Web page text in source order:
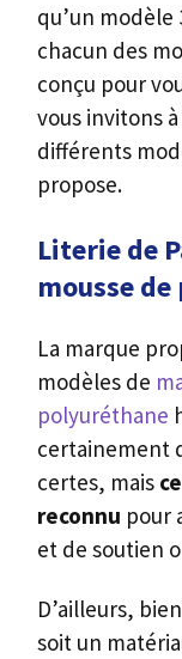
qu’un modèle
chacun des
conçu pour
vous invitons
différents
propose.
Literie de
mousse
La marque
modèles de
polyuréthane
certainement
certes, mais
reconnu pour
et de soutien
D’ailleurs,
soit un